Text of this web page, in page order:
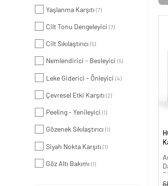
Yaşlanma Karşıtı (7)
Cilt Tonu Dengeleyici (7)
Cilt Sıkılaştırıcı (5)
Nemlendirici - Besleyici (5)
Leke Giderici - Önleyici (4)
Çevresel Etki Karşıtı (2)
Peeling - Yenileyici (1)
Gözenek Sıkılaştırıcı (1)
Siyah Nokta Karşıtı (1)
Göz Altı Bakımı (1)